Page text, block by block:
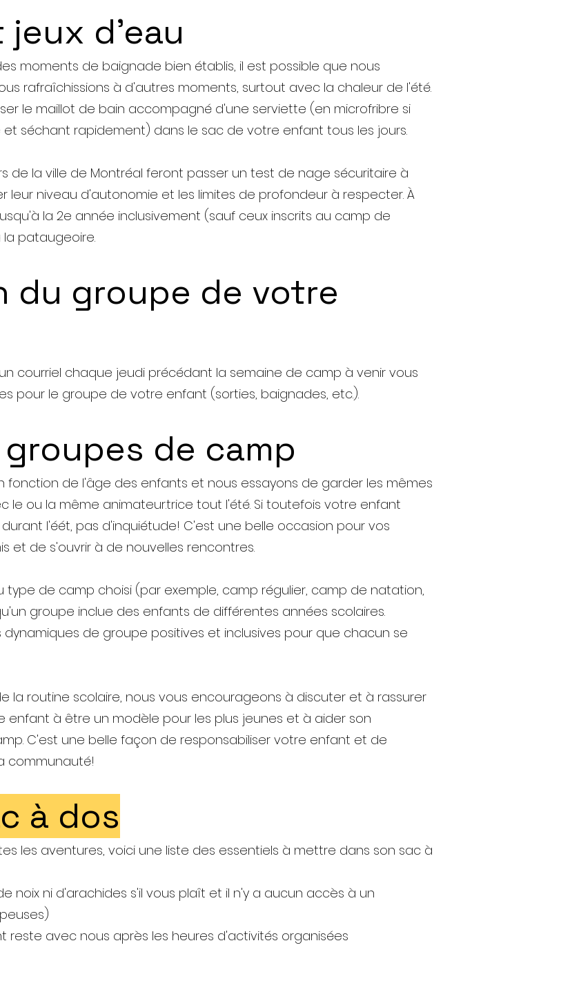
jeux d'eau
moments de baignade bien établis, il est possible que nous
rafraîchissions à d'autres moments, surtout avec la chaleur de l'été.
le maillot de bain accompagné d'une serviette (en microfribre si
séchant rapidement) dans le sac de votre enfant tous les jours.
de la ville de Montréal feront passer un test de nage sécuritaire à
leur niveau d'autonomie et les limites de profondeur à respecter. À
la 2e année inclusivement (sauf ceux inscrits au camp de
pataugeoire.
du groupe de votre
courriel chaque jeudi précédant la semaine de camp à venir vous
pour le groupe de votre enfant (sorties, baignades, etc.).
de camp
fonction de l'âge des enfants et nous essayons de garder les mêmes
le ou la même animateur.trice tout l'été. Si toutefois votre enfant
l'éét, pas d'inquiétude! C'est une belle occasion pour vos
et de s'ouvrir à de nouvelles rencontres.
de camp choisi (par exemple, camp régulier, camp de natation,
groupe inclue des enfants de différentes années scolaires.
de groupe positives et inclusives pour que chacun se
la routine scolaire, nous vous encourageons à discuter et à rassurer
à être un modèle pour les plus jeunes et à aider son
C'est une belle façon de responsabiliser votre enfant et de
communauté!
à dos
les aventures, voici une liste des essentiels à mettre dans son sac à
noix ni d'arachides s'il vous plaît et il n'y a aucun accès à un
reste avec nous après les heures d'activités organisées